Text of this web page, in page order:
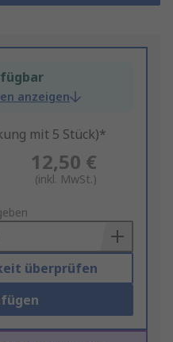
anzeigen
mit 5 Stück)*
12,50 €
(inkl. MwSt.)
überprüfen